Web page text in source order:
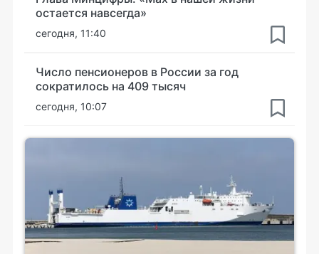
остается навсегда»
сегодня, 11:40
Число пенсионеров в России за год
сократилось на 409 тысяч
сегодня, 10:07